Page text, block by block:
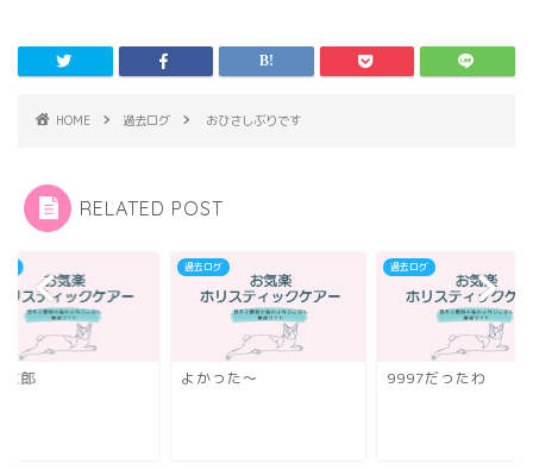
HOME 過去ログ おひさしぶりです
RELATED POST
太郎
過去ログ
よかった～
過去ログ
9997だったわ